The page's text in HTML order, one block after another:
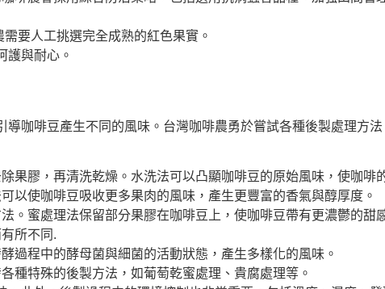
要人工挑選完全成熟的紅色果實。
護與耐心。
咖啡豆產生不同的風味。台灣咖啡農勇於嘗試各種後製處理方
果膠，再清洗乾燥。水洗法可以凸顯咖啡豆的原始風味，使咖啡
以使咖啡豆吸收更多果肉的風味，產生更豐富的香氣與醇厚度。
。蜜處理法保留部分果膠在咖啡豆上，使咖啡豆帶有更濃鬱的甜
所不同.
過程中的酵母菌與細菌的活動狀態，產生多樣化的風味。
種特殊的後製方法，如葡萄乾蜜處理、貴腐處理等。